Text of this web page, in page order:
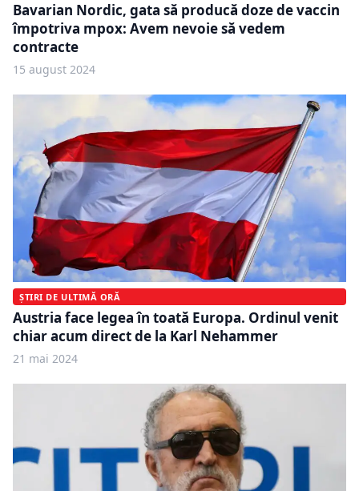
Bavarian Nordic, gata să producă doze de vaccin
împotriva mpox: Avem nevoie să vedem
contracte
15 august 2024
ȘTIRI DE ULTIMĂ ORĂ
Austria face legea în toată Europa. Ordinul venit
chiar acum direct de la Karl Nehammer
21 mai 2024